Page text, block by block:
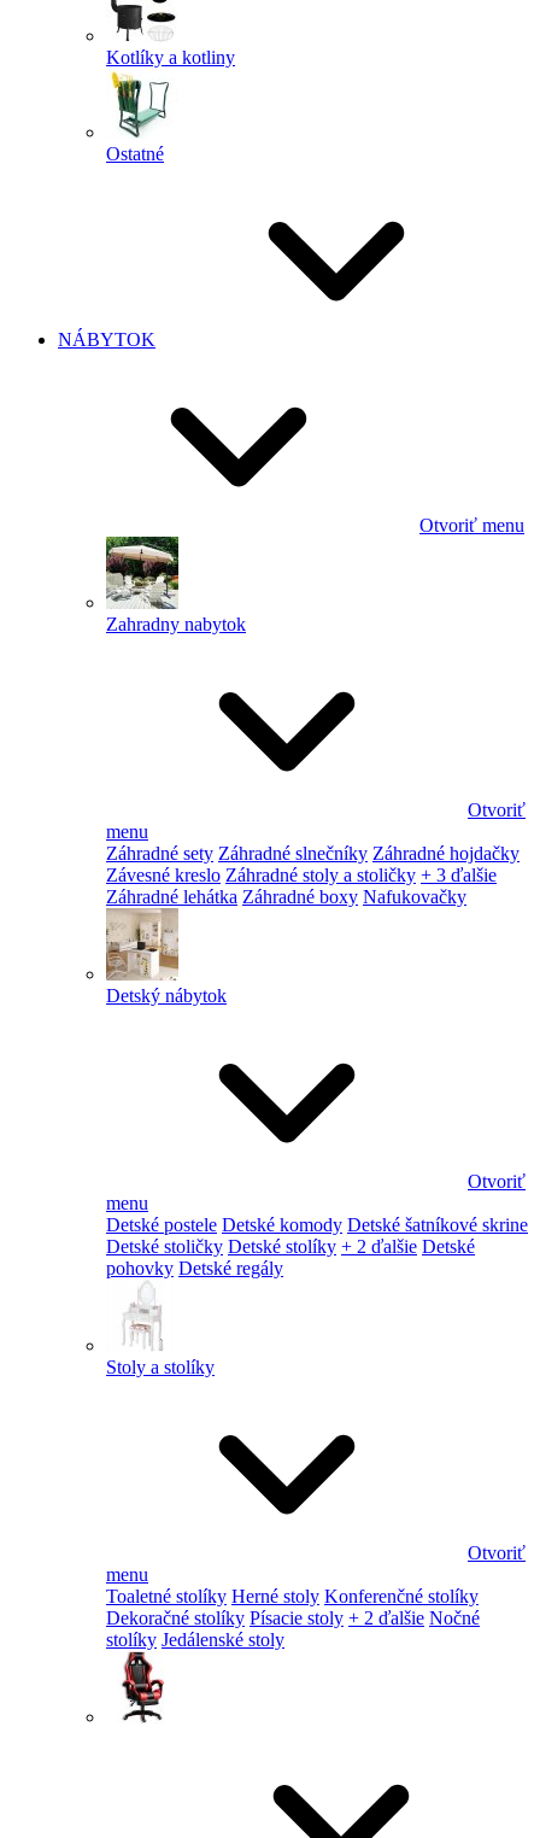
Kotlíky a kotliny
Ostatné
NÁBYTOK
Otvoriť menu
Zahradny nabytok
Otvoriť
menu
Záhradné sety Záhradné slnečníky Záhradné hojdačky
Závesné kreslo Záhradné stoly a stoličky + 3 ďalšie
Záhradné lehátka Záhradné boxy Nafukovačky
Detský nábytok
Otvoriť
menu
Detské postele Detské komody Detské šatníkové skrine
Detské stoličky Detské stolíky + 2 ďalšie Detské
pohovky Detské regály
Stoly a stolíky
Otvoriť
menu
Toaletné stolíky Herné stoly Konferenčné stolíky
Dekoračné stolíky Písacie stoly + 2 ďalšie Nočné
stolíky Jedálenské stoly